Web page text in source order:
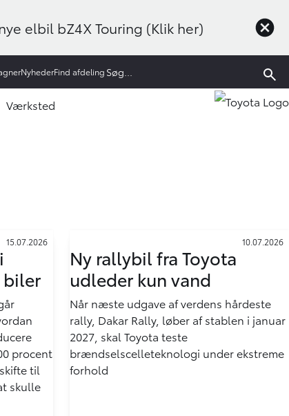
elbil bZ4X Touring (Klik her)
NyhederFind afdeling
Værksted
15.07.2026
biler
procent
til
skulle
10.07.2026
Ny rallybil fra Toyota
udleder kun vand
Når næste udgave af verdens hårdeste
rally, Dakar Rally, løber af stablen i januar
2027, skal Toyota teste
brændselscelleteknologi under ekstreme
forhold